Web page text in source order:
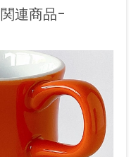
関連商品-